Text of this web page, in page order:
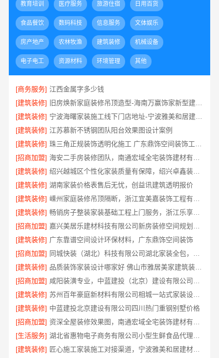
教育培训 医疗服务 旅游住宿 日用百货
食品餐饮 数码科技 信息服务 文体娱乐
房产地产 农林牧渔 建筑装修 机械设备
电子电工 资源材料 环境管理 其他
[商务服务] 江西金属字多少钱
[建筑装修]
旧房焕新家庭装修吊顶造型-海南万赢饰家新型建筑材料有限公司
[建筑装修]
宁波海曙家装施工线下门店地址-宁波雅美和居建材科技有限公司
[建筑装修] 江苏慕新不锈钢团队阳台效果图设计案例
[建筑装修]
[招商加盟]
[建筑装修]
绍兴越城区个性化家装质量有保障，绍兴卓鑫装饰材料有限公司
[建筑装修] 湖南家装价格表售后无忧，创益讯建筑透明报价
[建筑装修]
[建筑装修]
畅销房子整装家装基础工程上门服务，浙江乐享新材料有限公司省心到家
[招商加盟]
[建筑装修] 广东靠谱空间设计环保材料，广东鼎饰空间装饰
[招商加盟]
[建筑装修]
品质装饰家装设计哪家好 佛山市雅居美家建筑装饰工程有限公司
[招商加盟]
[建筑装修]
苏州百年豪庭新材料有限公司相城一站式家装设计报价
[建筑装修] 中蓝建投北京建设有限公司四川热门重钢别墅价格
[招商加盟]
[生活服务]
[建筑装修]
匠心施工家装施工对接渠道，宁波雅美和居建材科技有限公司